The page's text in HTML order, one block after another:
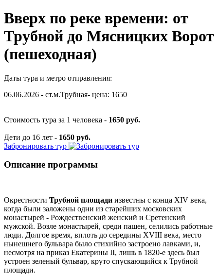
Вверх по реке времени: от
Трубной до Мясницких Ворот
(пешеходная)
Даты тура и метро отправления:
06.06.2026 - ст.м.Трубная- цена: 1650
Стоимость тура за 1 человека - 1650 руб.
Дети до 16 лет - 1650 руб.
Забронировать тур
Описание программы
Окрестности Трубной площади известны с конца XIV века,
когда были заложены одни из старейших московских
монастырей - Рождественский женский и Сретенский
мужской. Возле монастырей, среди пашен, селились работные
люди. Долгое время, вплоть до середины XVIII века, место
нынешнего бульвара было стихийно застроено лавками, и,
несмотря на приказ Екатерины II, лишь в 1820-е здесь был
устроен зеленый бульвар, круто спускающийся к Трубной
площади.